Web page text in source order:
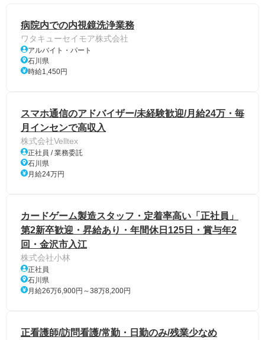
病院内での内視鏡洗浄業務
ワタキューセイモア株式会社
アルバイト・パート
石川県
時給1,450円
スマホ通信のアドバイザー/未経験歓迎/月給24万・毎
月インセンで高収入
株式会社Velltex
正社員 / 業務委託
石川県
月給24万円
カードゲーム製造スタッフ・定着率高い「正社員」
第2新卒歓迎・昇給あり・年間休日125日・賞与年2
回・金沢市入江
株式会社小林
正社員
石川県
月給26万6,900円～38万8,200円
正看護師/訪問看護/常勤・日勤のみ/残業少なめ